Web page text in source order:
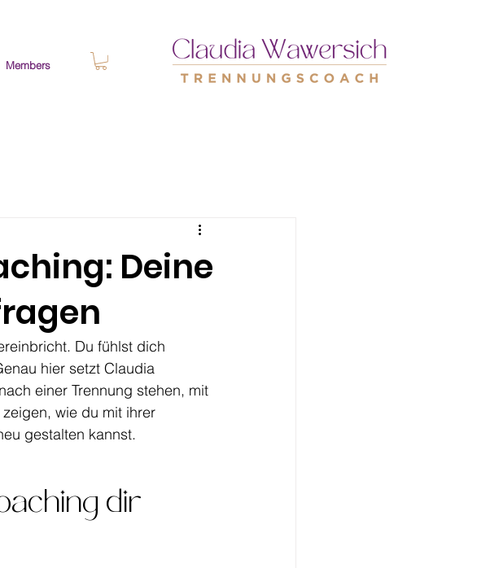
Members
Deine
Du fühlst dich
hier setzt Claudia
einer Trennung stehen, mit
wie du mit ihrer
gestalten kannst.
dir